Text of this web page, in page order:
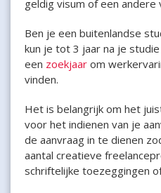
geldig visum of een
Ben je een buitenlandse
kun je tot 3 jaar na je
een zoekjaar om
vinden.
Het is belangrijk om het
voor het indienen van je
de aanvraag in te dienen
aantal creatieve
schriftelijke toezeggingen